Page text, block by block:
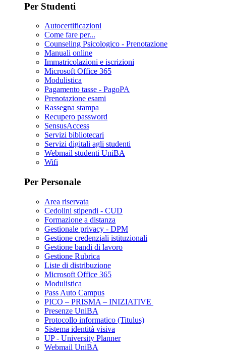
Per Studenti
Autocertificazioni
Come fare per...
Counseling Psicologico - Prenotazione
Manuali online
Immatricolazioni e iscrizioni
Microsoft Office 365
Modulistica
Pagamento tasse - PagoPA
Prenotazione esami
Rassegna stampa
Recupero password
SensusAccess
Servizi bibliotecari
Servizi digitali agli studenti
Webmail studenti UniBA
Wifi
Per Personale
Area riservata
Cedolini stipendi - CUD
Formazione a distanza
Gestionale privacy - DPM
Gestione credenziali istituzionali
Gestione bandi di lavoro
Gestione Rubrica
Liste di distribuzione
Microsoft Office 365
Modulistica
Pass Auto Campus
PICO – PRISMA – INIZIATIVE
Presenze UniBA
Protocollo informatico (Titulus)
Sistema identità visiva
UP - University Planner
Webmail UniBA